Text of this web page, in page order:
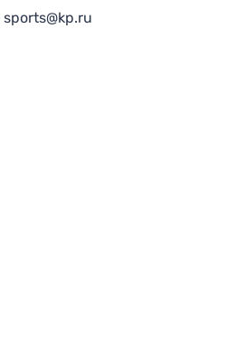
sports@kp.ru